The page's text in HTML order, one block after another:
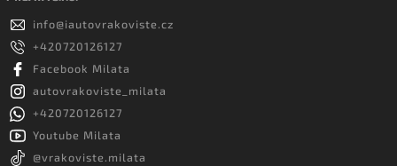
info@iautovrakoviste.cz
+420720126127
Facebook Milata
autovrakoviste_milata
+420720126127
Youtube Milata
@vrakoviste.milata